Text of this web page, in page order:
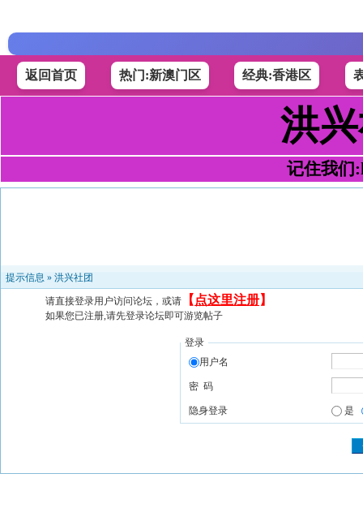
返回首页 热门:新澳门区 经典:香港区
洪
记住我们
提示信息 » 洪兴社团
请直接登录用户访问论坛，或请 【 点这里注册】
如果您已注册,请先登录论坛即可游览帖子
登录
用户名
密 码
隐身登录 是